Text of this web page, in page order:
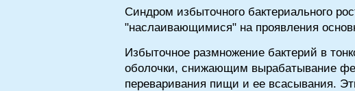
Синдром избыточного бактериального
"наслаивающимися" на проявления
Избыточное размножение бактерий в
оболочки, снижающим вырабатывание
переваривания пищи и ее всасывания.